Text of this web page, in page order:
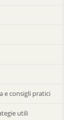
e consigli pratici
utili